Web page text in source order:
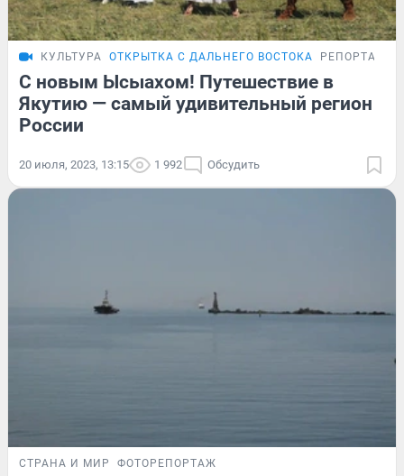
КУЛЬТУРА ОТКРЫТКА С ДАЛЬНЕГО ВОСТОКА РЕПОРТАЖ
С новым Ысыахом! Путешествие в
Якутию — самый удивительный регион
России
20 июля, 2023, 13:15 1 992 Обсудить
СТРАНА И МИР ФОТОРЕПОРТАЖ